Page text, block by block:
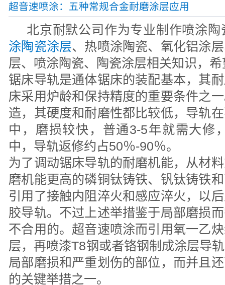
超音速喷涂：五种常规合金耐磨涂层应用
北京耐默公司作为专业制作喷涂
涂陶瓷涂层、热喷涂陶瓷、氧化铝涂
层、喷涂陶瓷、陶瓷涂层相关知识，
锯床导轨是通体锯床的装配基本，其
床采用炉龄和保持精度的重要条件之
造，其硬度和耐磨性都比较低，导轨
中，磨损较快，普通3-5年就需大修
中，导轨返修约占50％-90％。
为了调动锯床导轨的耐磨机能，从材
磨机能更高的磷铜钛铸铁、钒钛铸铁
引用了接触内阻淬火和感应淬火，以
胶导轨。不过上述举措鉴于局部磨损
不合用的。超音速喷涂而引用氧一乙
层，再喷漆T8钢或者铬钢制成涂层导
局部磨损和严重划伤的部位，而并且
的关键举措之一。